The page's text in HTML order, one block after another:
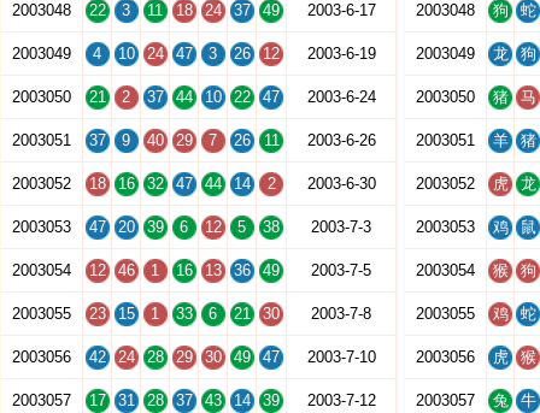
2003048 22 3 11 18 24 37 49 2003-6-17
2003049 4 10 24 47 3 26 12 2003-6-19
2003050 21 2 37 44 10 22 47 2003-6-24
2003051 37 9 40 29 7 26 11 2003-6-26
2003052 18 16 32 47 44 14 2 2003-6-30
2003053 47 20 39 6 12 5 38 2003-7-3
2003054 12 46 1 16 13 36 49 2003-7-5
2003055 23 15 1 33 6 21 30 2003-7-8
2003056 42 24 28 29 30 49 47 2003-7-10
2003057 17 31 28 37 43 14 39 2003-7-12
2003048 狗 蛇
2003049 龙 狗
2003050 猪 马
2003051 羊 猪
2003052 虎 龙
2003053 鸡 鼠
2003054 猴 狗
2003055 鸡 蛇
2003056 虎 猴
2003057 兔 牛